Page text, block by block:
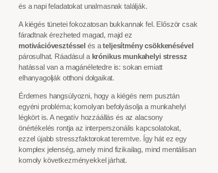
és a napi feladatokat unalmasnak találják.
A kiégés tünetei fokozatosan bukkannak fel. Először csak
fáradtnak érezheted magad, majd ez
motivációvesztéssel és ateljesítmény csökkenésével
párosulhat. Ráadásul a krónikus munkahelyi stressz
hatással van a magánéletedre is: sokan emiatt
elhanyagolják otthoni dolgaikat.
Érdemes hangsúlyozni, hogy a kiégés nem pusztán
egyéni probléma; komolyan befolyásolja a munkahelyi
légkört is. A negatív hozzáállás és az alacsony
önértékelés rontja az interperszonális kapcsolatokat,
ezzel újabb stresszfaktorokat teremtve. Így hát ez egy
komplex jelenség, amely mind fizikailag, mind mentálisan
komoly következményekkel járhat.